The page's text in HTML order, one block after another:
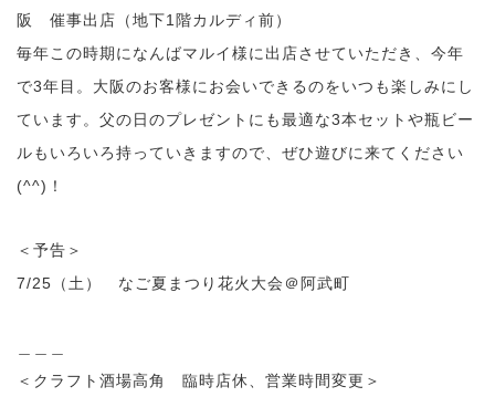
阪 催事出店（地下1階カルディ前）
毎年この時期になんばマルイ様に出店させていただき、今年
で3年目。大阪のお客様にお会いできるのをいつも楽しみにし
ています。父の日のプレゼントにも最適な3本セットや瓶ビー
ルもいろいろ持っていきますので、ぜひ遊びに来てください
(^^)！
＜予告＞
7/25（土） なご夏まつり花火大会＠阿武町
＜クラフト酒場高角 臨時店休、営業時間変更＞